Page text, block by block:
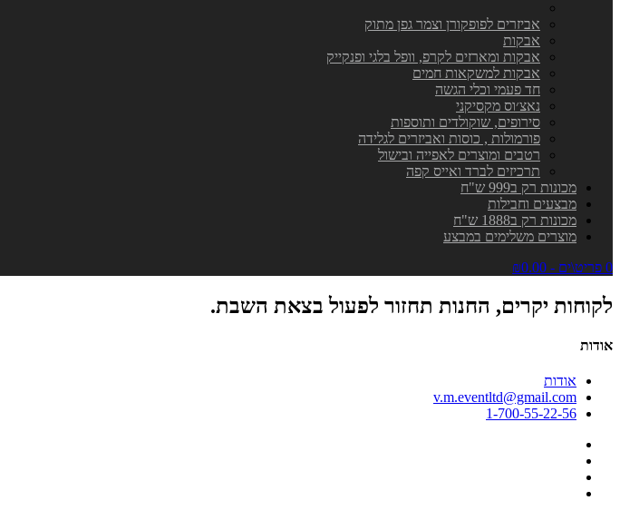
אביזרים לפופקורן וצמר גפן מתוק
אבקות
אבקות ומארזים לקרפ, וופל בלגי ופנקייק
אבקות למשקאות חמים
חד פעמי וכלי הגשה
נאצ׳וס מקסיקני
סירופים, שוקולדים ותוספות
פורמולות , כוסות ואביזרים לגלידה
רטבים ומוצרים לאפייה ובישול
תרכיזים לברד ואייס קפה
מכונות רק ב999 ש"ח
מבצעים וחבילות
מכונות רק ב1888 ש"ח
מוצרים משלימים במבצע
0 פריט\ים - ₪0.00
לקוחות יקרים, החנות תחזור לפעול בצאת השבת.
אודות
אודות
v.m.eventltd@gmail.com
1-700-55-22-56